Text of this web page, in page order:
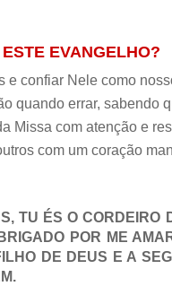
EVANGELHO?
e confiar Nele como
quando errar, sabendo
Missa com atenção e
com um coração
TU ÉS O CORDEIRO
POR ME
DE DEUS E A